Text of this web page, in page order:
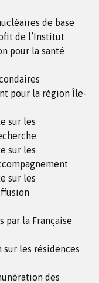
de base
de l’Institut
pour la santé
pour la région Île-
sur les
sur les
sur les
par la Française
sur les résidences
des